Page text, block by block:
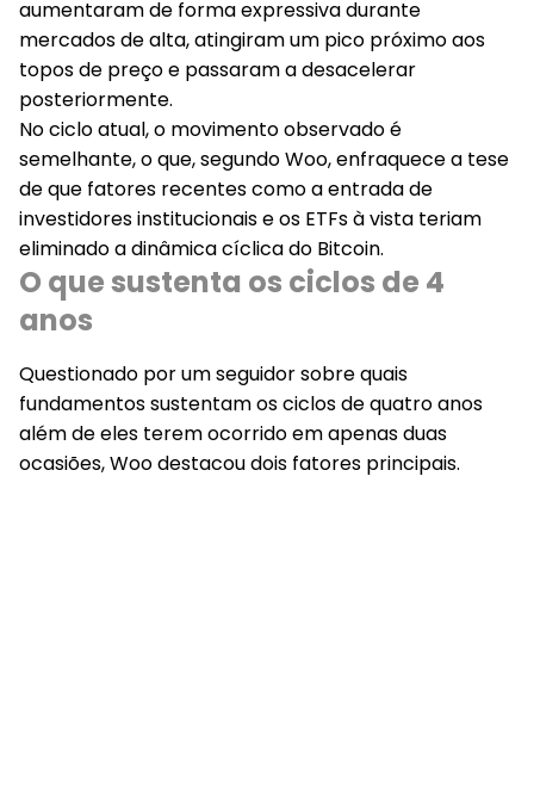
aumentaram de forma expressiva durante
mercados de alta, atingiram um pico próximo aos
topos de preço e passaram a desacelerar
posteriormente.
No ciclo atual, o movimento observado é
semelhante, o que, segundo Woo, enfraquece a tese
de que fatores recentes como a entrada de
investidores institucionais e os ETFs à vista teriam
eliminado a dinâmica cíclica do Bitcoin.
O que sustenta os ciclos de 4
anos
Questionado por um seguidor sobre quais
fundamentos sustentam os ciclos de quatro anos
além de eles terem ocorrido em apenas duas
ocasiões, Woo destacou dois fatores principais.